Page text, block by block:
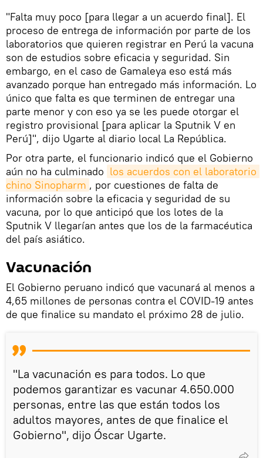
"Falta muy poco [para llegar a un acuerdo final]. El
proceso de entrega de información por parte de los
laboratorios que quieren registrar en Perú la vacuna
son de estudios sobre eficacia y seguridad. Sin
embargo, en el caso de Gamaleya eso está más
avanzado porque han entregado más información. Lo
único que falta es que terminen de entregar una
parte menor y con eso ya se les puede otorgar el
registro provisional [para aplicar la Sputnik V en
Perú]", dijo Ugarte al diario local La República.
Por otra parte, el funcionario indicó que el Gobierno
aún no ha culminado los acuerdos con el laboratorio
chino Sinopharm , por cuestiones de falta de
información sobre la eficacia y seguridad de su
vacuna, por lo que anticipó que los lotes de la
Sputnik V llegarían antes que los de la farmacéutica
del país asiático.
Vacunación
El Gobierno peruano indicó que vacunará al menos a
4,65 millones de personas contra el COVID-19 antes
de que finalice su mandato el próximo 28 de julio.
"La vacunación es para todos. Lo que
podemos garantizar es vacunar 4.650.000
personas, entre las que están todos los
adultos mayores, antes de que finalice el
Gobierno", dijo Óscar Ugarte.